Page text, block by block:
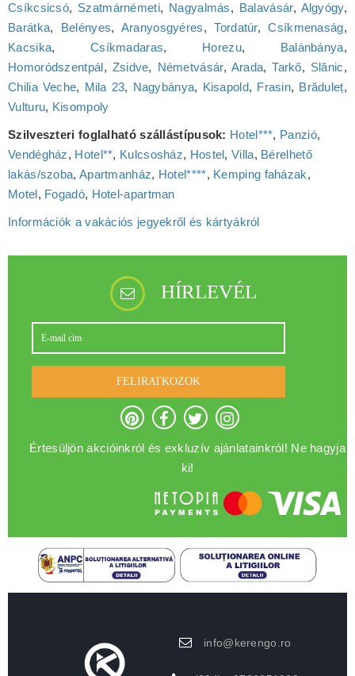
Csíkcsicsó, Szatmárnémeti, Nagyalmás, Balavásár, Algyógy,
Barátka, Belényes, Aranyosgyéres,Tordatúr,Csíkmenaság,
Kacsika, Csíkmadaras, Horezu, Balánbánya,
Homoródszentpál, Zsidve, Németvásár, Arada,Tarkő, Slănic,
Chilia Veche, Mila 23, Nagybánya, Kisapold, Frasin, Brăduleț,
Vulturu, Kisompoly
Szilveszteri foglalható szállástípusok: Hotel***, Panzió,
Vendégház, Hotel**, Kulcsosház, Hostel,Villa, Bérelhető
lakás/szoba, Apartmanház, Hotel****, Kemping faházak,
Motel, Fogadó, Hotel‑apartman
Információk a vakációs jegyekről és kártyákról
HÍRLEVÉL
FELIRATKOZOK
Értesüljön akcióinkról és exkluzív ajánlatainkról! Ne hagyja
ki!
info@kerengo.ro